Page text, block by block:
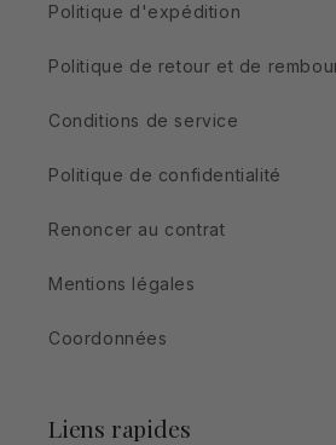
Politique d'expédition
Politique de retour et de
Conditions de service
Politique de confidentialité
Renoncer au contrat
Mentions légales
Coordonnées
Liens rapides